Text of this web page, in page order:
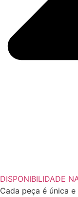
DISPONIBILIDADE
Cada peça é única